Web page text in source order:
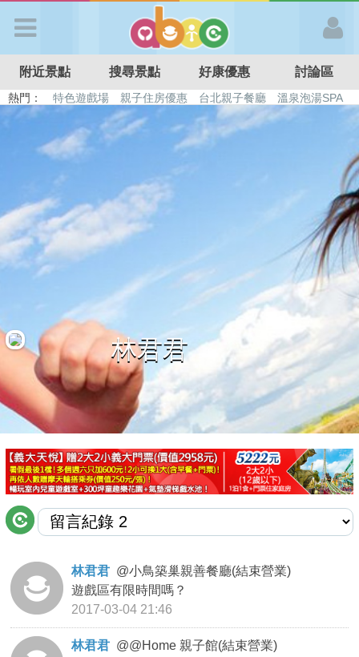
APP登入
首 頁
搜尋景點
好康優惠
最新留言
商家合作
推薦景點
討論區
聯絡我們
APP下載
附近景點 搜尋景點 好康優惠 討論區
熱門： 特色遊戲場 親子住房優惠 台北親子餐廳
溫泉泡湯SPA
溜滑梯民宿
觀光工廠 日本親子景點
林君君
林君君 @小鳥築巢親善餐廳(結束營業)
遊戲區有限時間嗎？
2017-03-04 21:46
林君君 @@Home 親子館(結束營業)